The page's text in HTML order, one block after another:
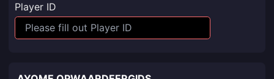
Player ID